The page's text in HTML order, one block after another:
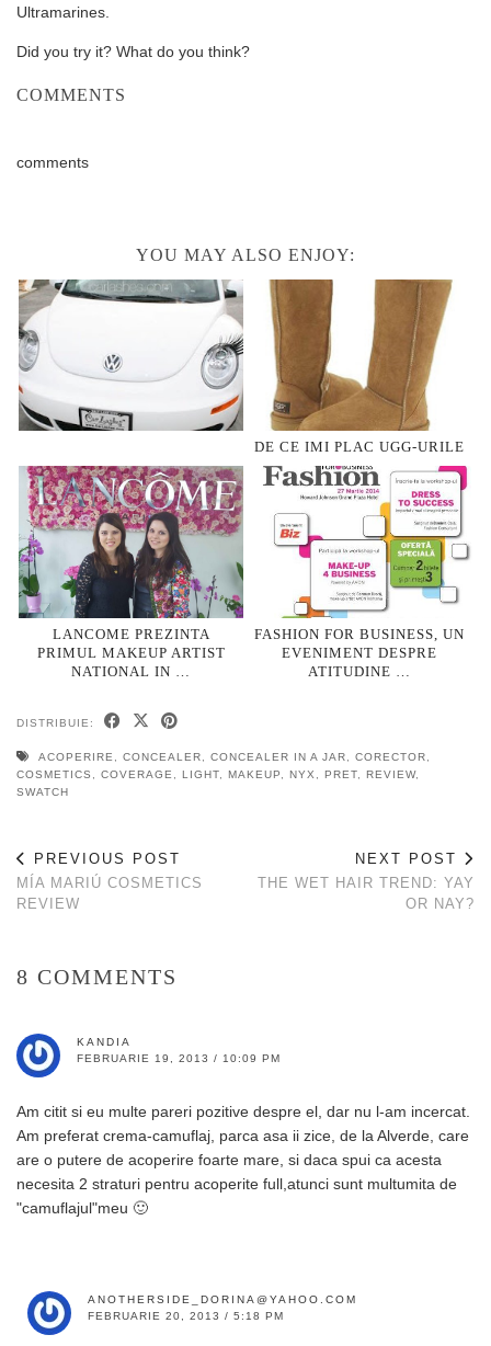
Ultramarines.
Did you try it? What do you think?
COMMENTS
comments
YOU MAY ALSO ENJOY:
DE CE IMI PLAC UGG-URILE
LANCOME PREZINTA
PRIMUL MAKEUP ARTIST
NATIONAL IN …
FASHION FOR BUSINESS, UN
EVENIMENT DESPRE
ATITUDINE …
DISTRIBUIE:
ACOPERIRE CONCEALER CONCEALER IN A JAR CORECTOR
COSMETICS
COVERAGE LIGHT MAKEUP NYX PRET REVIEW,
SWATCH
PREVIOUS POST
MÍA MARIÚ COSMETICS
REVIEW
NEXT POST
THE WET HAIR TREND: YAY
OR NAY?
8 COMMENTS
KANDIA
FEBRUARIE 19, 2013 / 10:09 PM
Am citit si eu multe pareri pozitive despre el, dar nu l-am incercat.
Am preferat crema-camuflaj, parca asa ii zice, de la Alverde, care
are o putere de acoperire foarte mare, si daca spui ca acesta
necesita 2 straturi pentru acoperite full,atunci sunt multumita de
"camuflajul"meu 🙂
ANOTHERSIDE_DORINA@YAHOO.COM
FEBRUARIE 20, 2013 / 5:18 PM